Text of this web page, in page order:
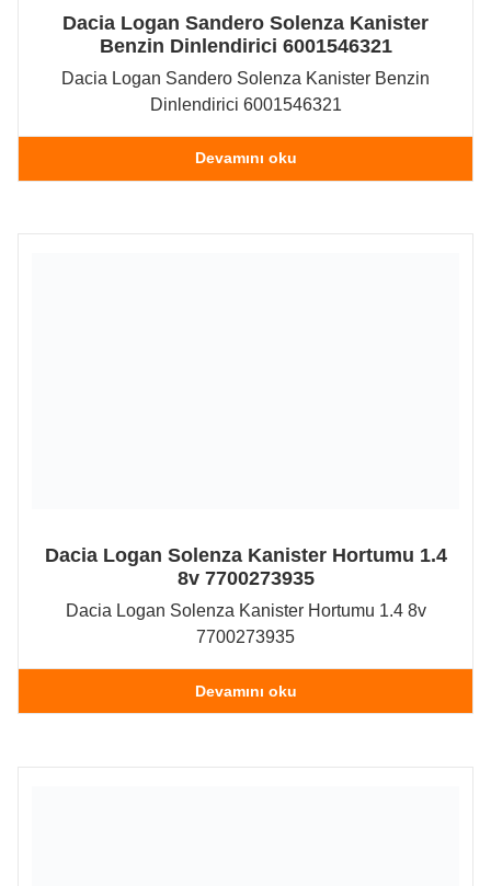
Dacia Logan Sandero Solenza Kanister
Benzin Dinlendirici 6001546321
Dacia Logan Sandero Solenza Kanister Benzin
Dinlendirici 6001546321
Devamını oku
Dacia Logan Solenza Kanister Hortumu 1.4
8v 7700273935
Dacia Logan Solenza Kanister Hortumu 1.4 8v
7700273935
Devamını oku